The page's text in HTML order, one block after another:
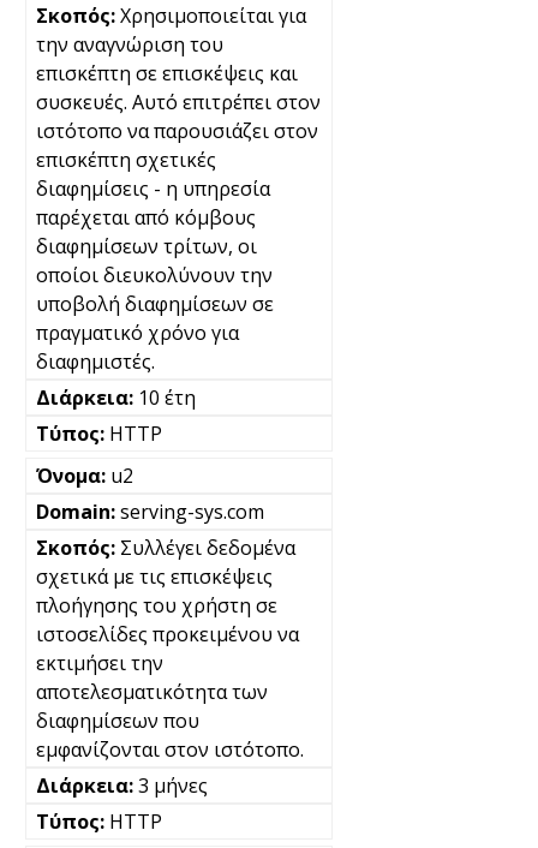
Χρησιμοποιείται για
την αναγνώριση του
επισκέπτη σε επισκέψεις και
συσκευές. Αυτό επιτρέπει στον
ιστότοπο να παρουσιάζει στον
επισκέπτη σχετικές
διαφημίσεις - η υπηρεσία
παρέχεται από κόμβους
διαφημίσεων τρίτων, οι
οποίοι διευκολύνουν την
υποβολή διαφημίσεων σε
πραγματικό χρόνο για
διαφημιστές.
10 έτη
HTTP
u2
serving-sys.com
Συλλέγει δεδομένα
σχετικά με τις επισκέψεις
πλοήγησης του χρήστη σε
ιστοσελίδες προκειμένου να
εκτιμήσει την
αποτελεσματικότητα των
διαφημίσεων που
εμφανίζονται στον ιστότοπο.
3 μήνες
HTTP